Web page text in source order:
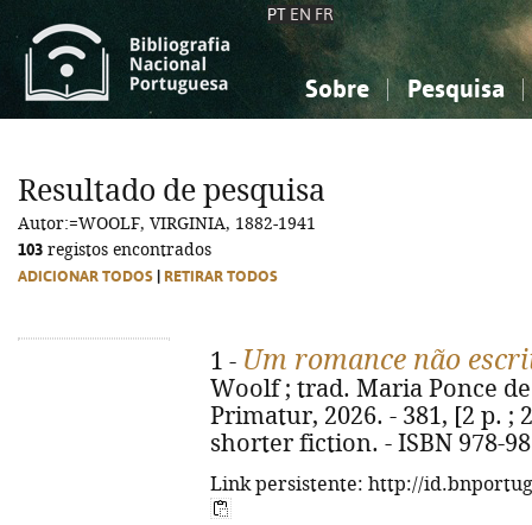
PT EN FR
Sobre Pesquisa
Ciências sociais...
Ciências sociais...
Resultado de pesquisa
Autor:=WOOLF, VIRGINIA, 1882-1941
103 registos encontrados
ADICIONAR TODOS RETIRAR TODOS
1 - Um romance não
Woolf ; trad. Maria Ponce
Primatur, 2026. - 381, [2 p. ;
shorter fiction. - ISBN 978-
Link persistente: http://